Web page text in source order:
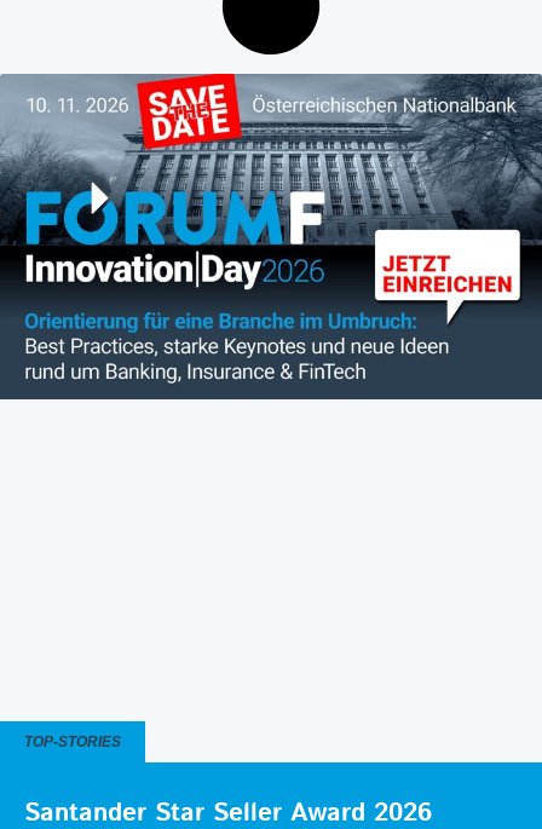
TOP-STORIES
Santander Star Seller Award 2026